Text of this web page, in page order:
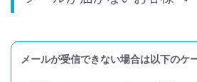
メールが受信できない場合は以下のケ